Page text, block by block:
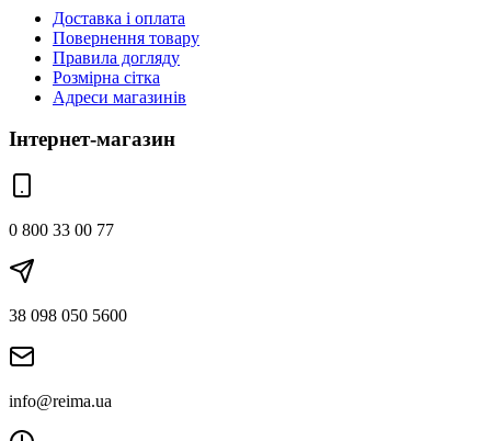
Доставка і оплата
Повернення товару
Правила догляду
Розмірна сітка
Адреси магазинів
Інтернет-магазин
0 800 33 00 77
38 098 050 5600
info@reima.ua